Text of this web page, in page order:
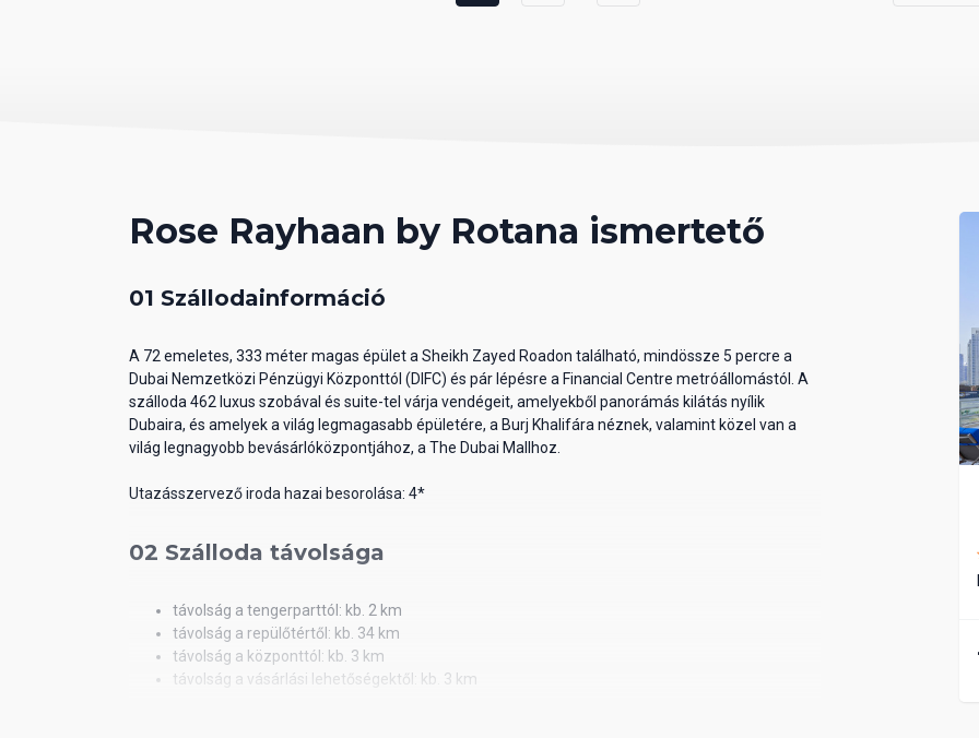
Rose Rayhaan by Rotana ismertető
01 Szállodainformáció
A 72 emeletes, 333 méter magas épület a Sheikh Zayed Roadon található, mindössze 5 percre a
Dubai Nemzetközi Pénzügyi Központtól (DIFC) és pár lépésre a Financial Centre metróállomástól. A
szálloda 462 luxus szobával és suite-tel várja vendégeit, amelyekből panorámás kilátás nyílik
Dubaira, és amelyek a világ legmagasabb épületére, a Burj Khalifára néznek, valamint közel van a
világ legnagyobb bevásárlóközpontjához, a The Dubai Mallhoz.
Utazásszervező iroda hazai besorolása: 4*
02 Szálloda távolsága
távolság a tengerparttól: kb. 2 km
távolság a repülőtértől: kb. 34 km
távolság a központtól: kb. 3 km
távolság a vásárlási lehetőségektől: kb. 3 km